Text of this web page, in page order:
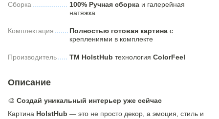
Сборка 100% Ручная сборка и галерейная
натяжка
Комплектация Полностью готовая картина с
креплениями в комплекте
Производитель ТМ HolstHub технология ColorFeel
Описание
🎨 Создай уникальный интерьер уже сейчас
Картина HolstHub — это не просто декор, а эмоция, стиль и